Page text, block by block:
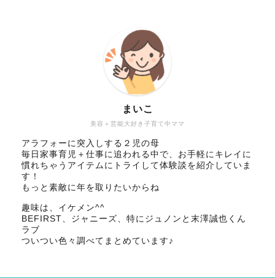
美容＋芸能大好き子育て中ママ
まいこ
アラフォーに突入しする２児の母
毎日家事育児＋仕事に追われる中で、お手軽にキレイに
慣れちゃうアイテムにトライして体験談を紹介していま
す！
もっと素敵に年を取りたいからね
趣味は、イケメン^^
BEFIRST、ジャニーズ、特にジュノンと末澤誠也くん
ラブ
ついつい色々調べてまとめています♪